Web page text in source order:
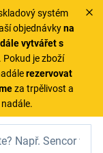
systém
objednávkyna
vytvářet s
. Pokud je zboží
rezervovat
za trpělivost a